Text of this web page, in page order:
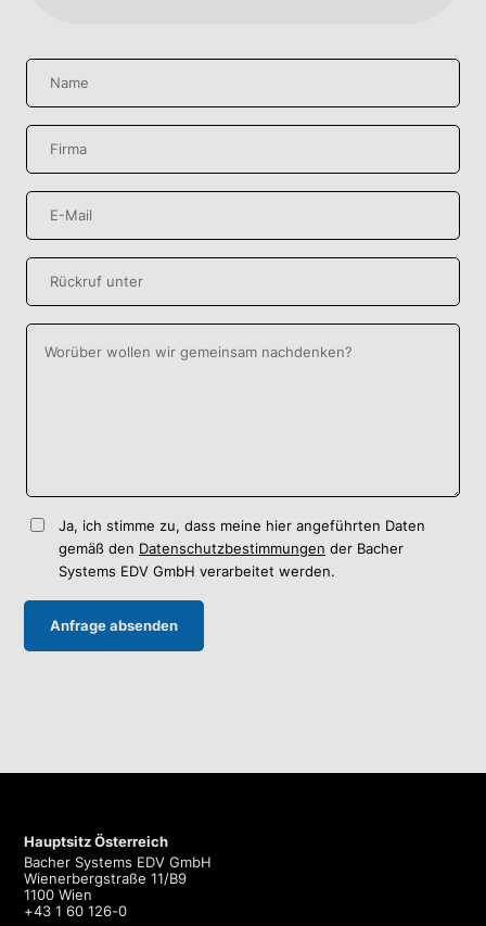
Ja, ich stimme zu, dass meine hier angeführten Daten
gemäß den Datenschutzbestimmungen der Bacher
Systems EDV GmbH verarbeitet werden.
Hauptsitz Österreich
Bacher Systems EDV GmbH
Wienerbergstraße 11/B9
1100 Wien
+43 1 60 126-0